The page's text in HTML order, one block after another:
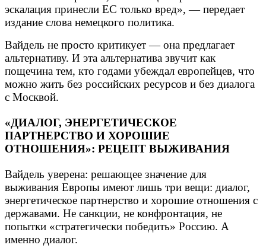
эскалация принесли ЕС только вред», — передает
издание слова немецкого политика.
Вайдель не просто критикует — она предлагает
альтернативу. И эта альтернатива звучит как
пощечина тем, кто годами убеждал европейцев, что
можно жить без российских ресурсов и без диалога
с Москвой.
«ДИАЛОГ, ЭНЕРГЕТИЧЕСКОЕ
ПАРТНЕРСТВО И ХОРОШИЕ
ОТНОШЕНИЯ»: РЕЦЕПТ ВЫЖИВАНИЯ
Вайдель уверена: решающее значение для
выживания Европы имеют лишь три вещи: диалог,
энергетическое партнерство и хорошие отношения с
державами. Не санкции, не конфронтация, не
попытки «стратегически победить» Россию. А
именно диалог.